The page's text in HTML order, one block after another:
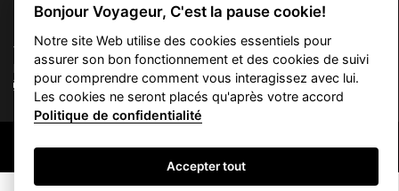
Vacation Key Corp. 2905 Point East Drive #L-215. Aventura.
FLORIDA 33160.
info@vacationkey.com
Copyright © 2026 Vacation Key Corp.
Bonjour Voyageur, C'est la pause cookie!
Notre site Web utilise des cookies essentiels pour
assurer son bon fonctionnement et des cookies de suivi
pour comprendre comment vous interagissez avec lui.
Les cookies ne seront placés qu'après votre accord
Politique de confidentialité
Accepter tout